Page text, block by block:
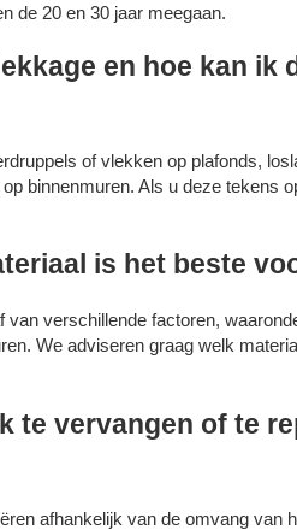
de 20 en 30 jaar meegaan.
en hoe kan ik
of vlekken op plafonds,
binnenmuren. Als u deze tekens
is het beste
verschillende factoren,
We adviseren graag welk
te vervangen of te
afhankelijk van de omvang van